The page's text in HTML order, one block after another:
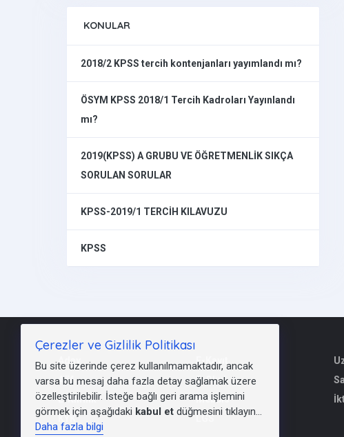
KONULAR
2018/2 KPSS tercih kontenjanları yayımlandı mı?
ÖSYM KPSS 2018/1 Tercih Kadroları Yayınlandı
mı?
2019(KPSS) A GRUBU VE ÖĞRETMENLİK SIKÇA
SORULAN SORULAR
KPSS-2019/1 TERCİH KILAVUZU
KPSS
Aday
Aöf
E-Kimlik
KYK
E-Kayıt
E-Okul
Mebbis
LGS
Çerezler ve Gizlilik Politikası
Bu site üzerinde çerez kullanılmamaktadır, ancak
varsa bu mesaj daha fazla detay sağlamak üzere
özelleştirilebilir. İsteğe bağlı geri arama işlemini
görmek için aşağıdaki kabul et düğmesini tıklayın...
Daha fazla bilgi